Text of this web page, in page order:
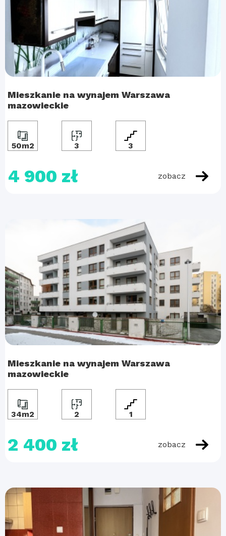
Mieszkanie na wynajem Warszawa
mazowieckie
50m2 3 3
4 900 zł zobacz
Mieszkanie na wynajem Warszawa
mazowieckie
34m2 2 1
2 400 zł zobacz